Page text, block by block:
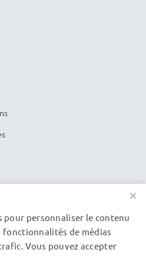
LIVRAISON
×
pour personnaliser le contenu
de médias
Vous pouvez accepter